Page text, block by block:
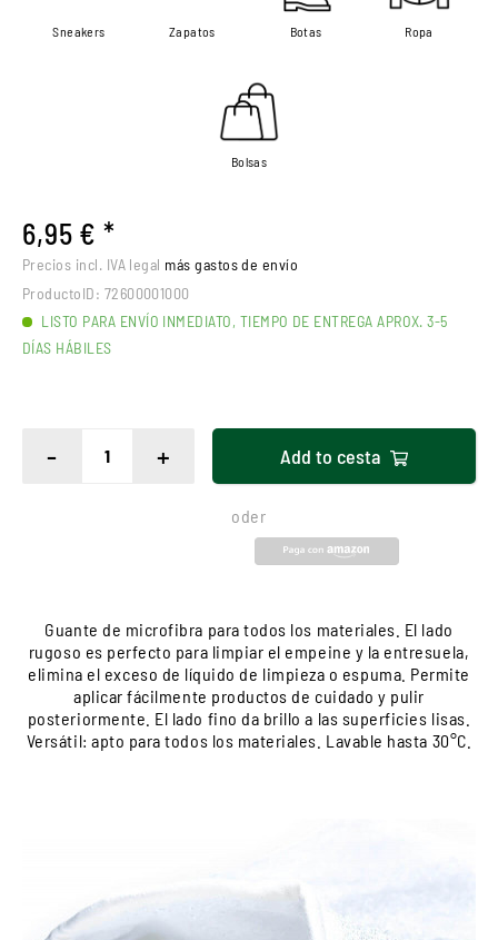
Sneakers Zapatos Botas Ropa
Bolsas
6,95 € *
Precios incl. IVA legal más gastos de envío
ProductoID: 72600001000
LISTO PARA ENVÍO INMEDIATO, TIEMPO DE ENTREGA APROX. 3-5
DÍAS HÁBILES
- + Add to cesta
oder
Guante de microfibra para todos los materiales. El lado
rugoso es perfecto para limpiar el empeine y la entresuela,
elimina el exceso de líquido de limpieza o espuma. Permite
aplicar fácilmente productos de cuidado y pulir
posteriormente. El lado fino da brillo a las superficies lisas.
Versátil: apto para todos los materiales. Lavable hasta 30°C.